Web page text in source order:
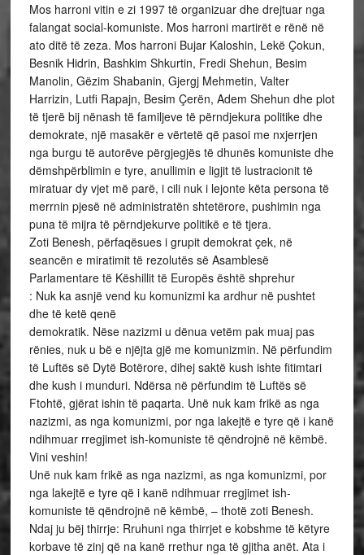
Mos harroni vitin e zi 1997 të organizuar dhe drejtuar nga
falangat social-komuniste. Mos harroni martirët e rënë në
ato ditë të zeza. Mos harroni Bujar Kaloshin, Lekë Çokun,
Besnik Hidrin, Bashkim Shkurtin, Fredi Shehun, Besim
Manolin, Gëzim Shabanin, Gjergj Mehmetin, Valter
Harrizin, Lutfi Rapajn, Besim Çerën, Adem Shehun dhe plot
të tjerë bij nënash të familjeve të përndjekura politike dhe
demokrate, një masakër e vërtetë që pasoi me nxjerrjen
nga burgu të autorëve përgjegjës të dhunës komuniste dhe
dëmshpërblimin e tyre, anullimin e ligjit të lustracionit të
miratuar dy vjet më parë, i cili nuk i lejonte këta persona të
merrnin pjesë në administratën shtetërore, pushimin nga
puna të mijra të përndjekurve politikë e të tjera.
Zoti Benesh, përfaqësues i grupit demokrat çek, në
seancën e miratimit të rezolutës së Asamblesë
Parlamentare të Këshillit të Europës është shprehur
: Nuk ka asnjë vend ku komunizmi ka ardhur në pushtet
dhe të ketë qenë
demokratik. Nëse nazizmi u dënua vetëm pak muaj pas
rënies, nuk u bë e njëjta gjë me komunizmin. Në përfundim
të Luftës së Dytë Botërore, dihej saktë kush ishte fitimtari
dhe kush i munduri. Ndërsa në përfundim të Luftës së
Ftohtë, gjërat ishin të paqarta. Unë nuk kam frikë as nga
nazizmi, as nga komunizmi, por nga lakejtë e tyre që i kanë
ndihmuar rregjimet ish-komuniste të qëndrojnë në këmbë.
Vini veshin!
Unë nuk kam frikë as nga nazizmi, as nga komunizmi, por
nga lakejtë e tyre që i kanë ndihmuar rregjimet ish-
komuniste të qëndrojnë në këmbë, – thotë zoti Benesh.
Ndaj ju bëj thirrje: Rruhuni nga thirrjet e kobshme të këtyre
korbave të zinj që na kanë rrethur nga të gjitha anët. Ata i